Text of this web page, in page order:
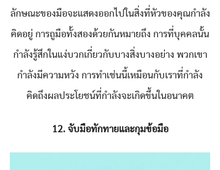
ลักษณะของมือจะแสดงออกไปในสิ่งที่หัวของคุณกำลัง
คิดอยู่ การถูมือทั้งสองด้วยกันหมายถึง การที่บุคคลนั้น
กำลังรู้สึกในแง่บวกเกี่ยวกับบางสิ่งบางอย่าง พวกเขา
กำลังมีความหวัง การทำเช่นนี้เหมือนกับเราที่กำลัง
คิดถึงผลประโยชน์ที่กำลังจะเกิดขึ้นในอนาคต
12. จับมือทักทายและกุมข้อมือ